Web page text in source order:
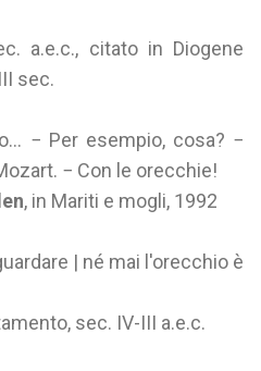
a.e.c., citato in Diogene
sec.
− Per esempio, cosa? −
− Con le orecchie!
, in Mariti e mogli, 1992
| né mai l'orecchio è
sec. IV-III a.e.c.